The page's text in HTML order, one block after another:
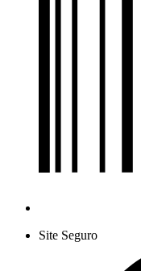
Site Seguro